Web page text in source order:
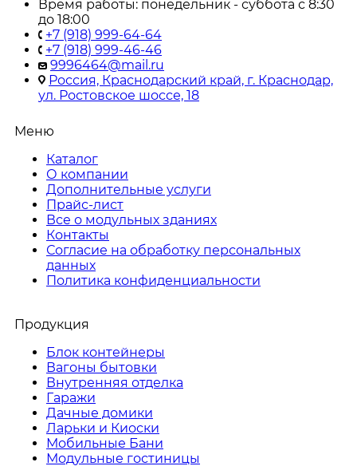
Время работы: понедельник - суббота с 8:30
до 18:00
+7 (918) 999-64-64
+7 (918) 999-46-46
9996464@mail.ru
Россия, Краснодарский край, г. Краснодар,
ул. Ростовское шоссе, 18
Меню
Каталог
О компании
Дополнительные услуги
Прайс-лист
Все о модульных зданиях
Контакты
Согласие на обработку персональных
данных
Политика конфиденциальности
Продукция
Блок контейнеры
Вагоны бытовки
Внутренняя отделка
Гаражи
Дачные домики
Ларьки и Киоски
Мобильные Бани
Модульные гостиницы